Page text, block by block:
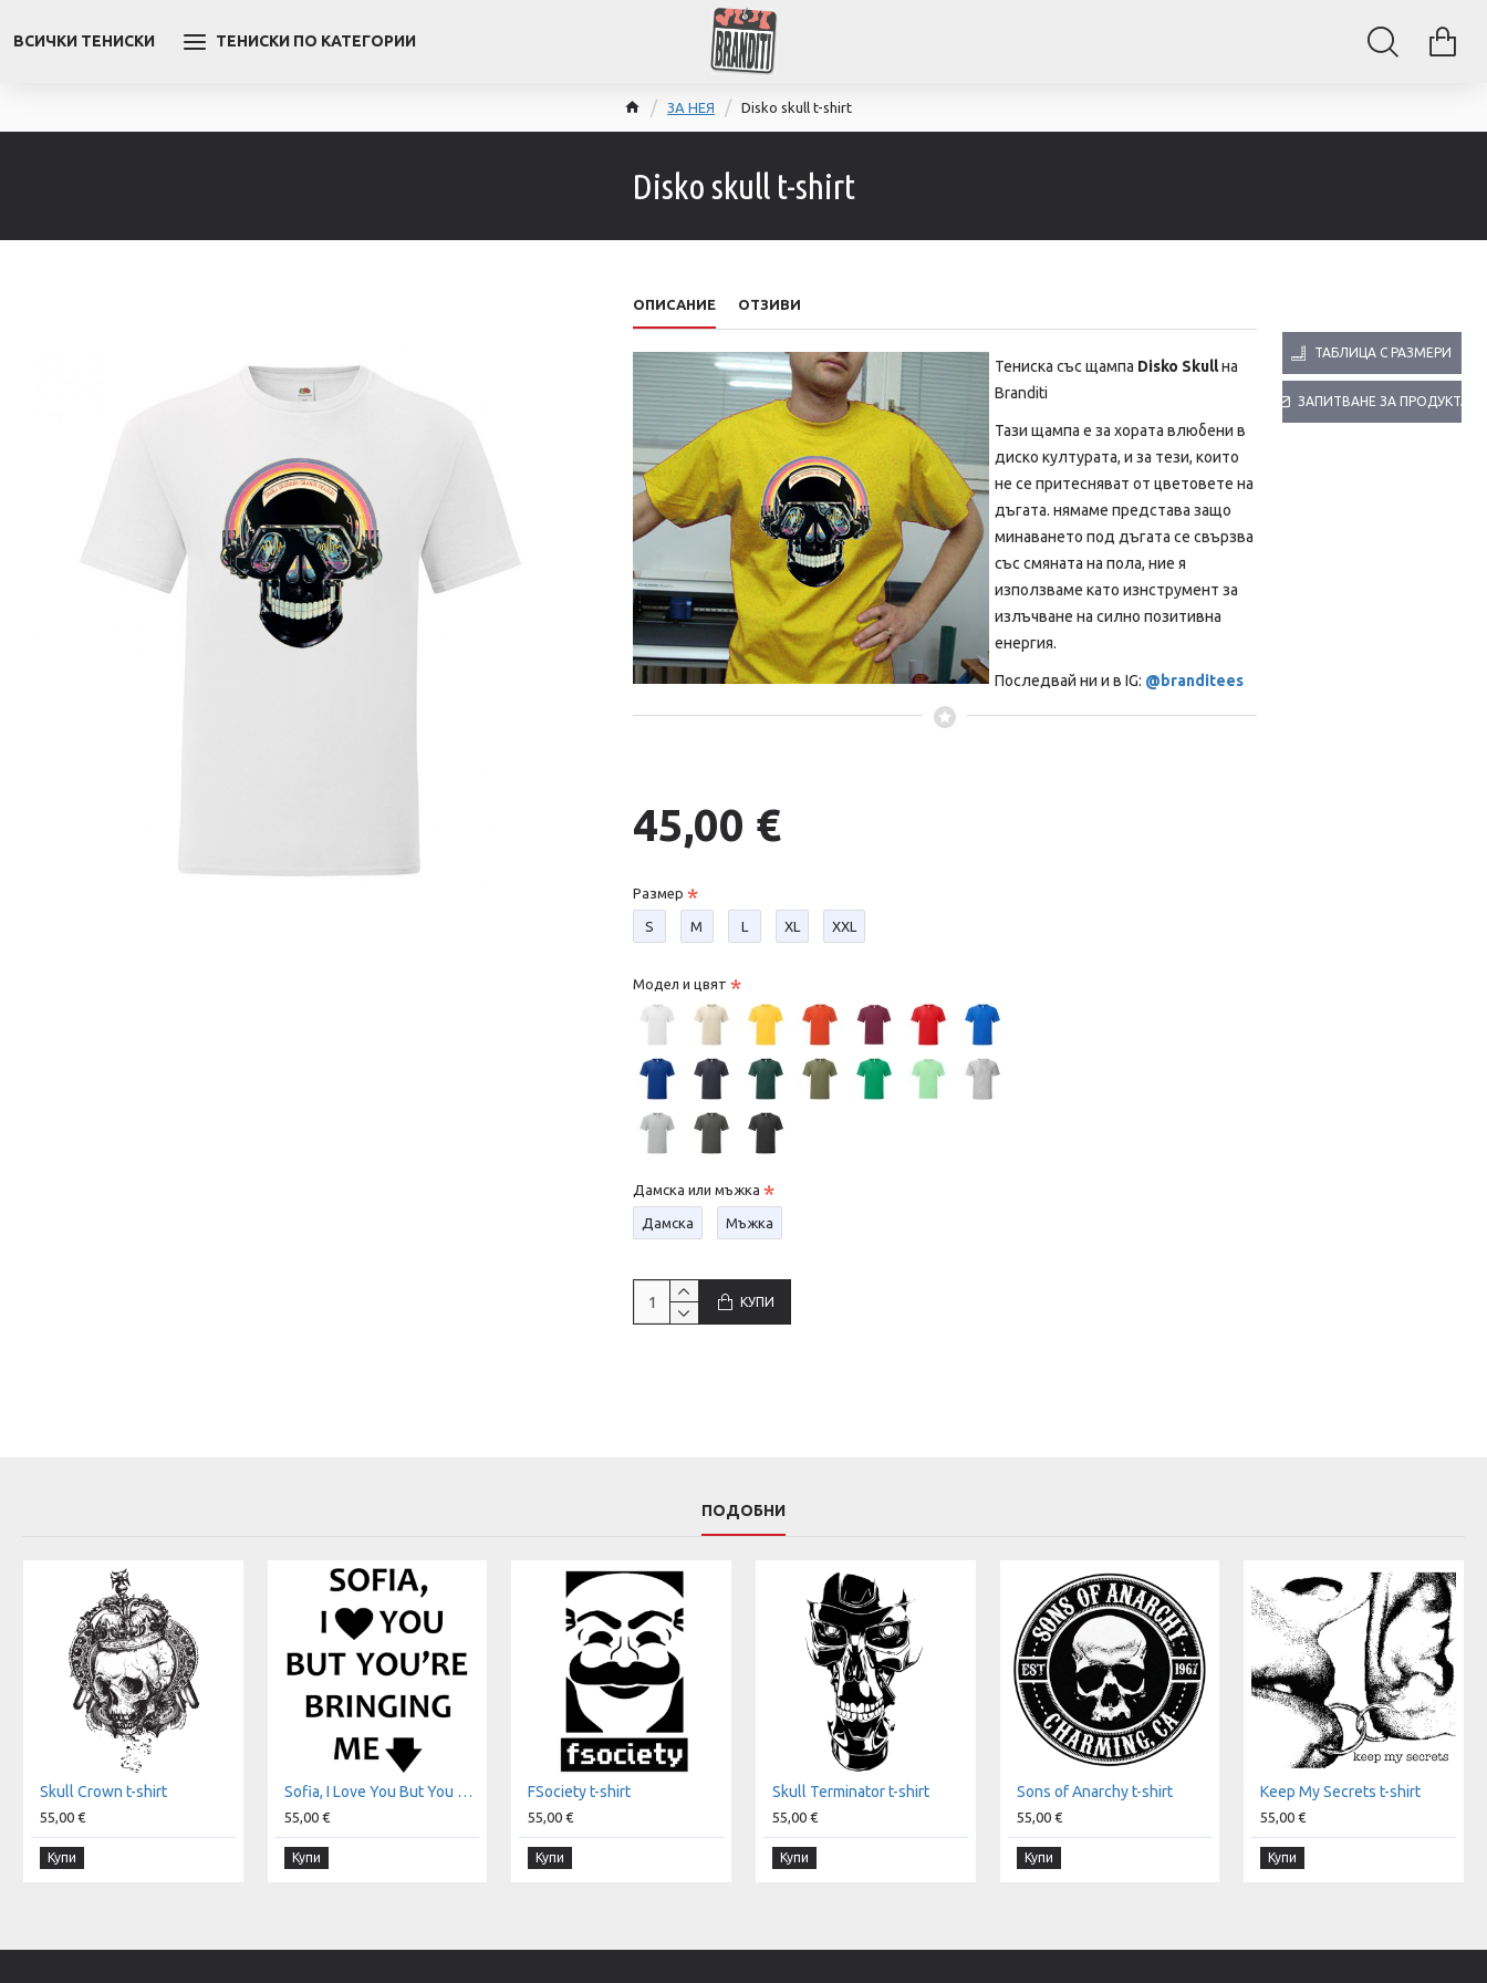
ВСИЧКИ ТЕНИСКИ ТЕНИСКИ ПО КАТЕГОРИИ
ЗА НЕЯ Disko skull t-shirt
Disko skull t-shirt
ОПИСАНИЕ ОТЗИВИ
Тениска със щампа Disko Skullна
Branditi
Тази щампа е за хората влюбени в
диско културата, и за тези, които
не се притесняват от цветовете на
дъгата. нямаме представа защо
минаването под дъгата се свързва
със смяната на пола, ние я
използваме като изнструмент за
излъчване на силно позитивна
енергия.
Последвай ни и в IG: @branditees
ТАБЛИЦА С РАЗМЕРИ
ЗАПИТВАНЕ ЗА ПРОДУКТА
45,00 €
Размер
S М L XL XXL
Модел и цвят
Дамска или мъжка
Дамска Мъжка
КУПИ
ПОДОБНИ
Skull Crown t-shirt
55,00 €
Купи
Sofia, I Love You But You Are Bringing Me Down t-shirt
55,00 €
Купи
FSociety t-shirt
55,00 €
Купи
Skull Terminator t-shirt
55,00 €
Купи
Sons of Anarchy t-shirt
55,00 €
Купи
Keep My Secrets t-shirt
55,00 €
Купи